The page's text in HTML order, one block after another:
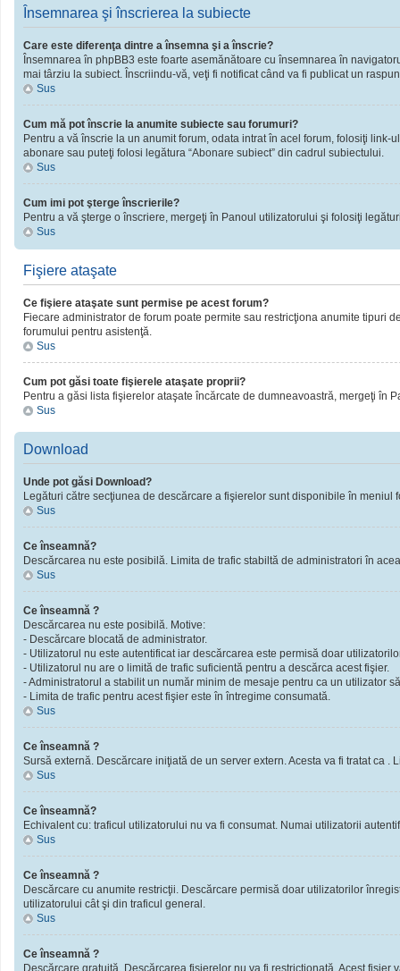
Însemnarea şi înscrierea la subiecte
Care este diferenţa dintre a însemna şi a înscrie?
Însemnarea în phpBB3 este foarte asemănătoare cu însemnarea în
mai târziu la subiect. Înscriindu-vă, veţi fi notificat când va fi publicat un
Sus
Cum mă pot înscrie la anumite subiecte sau forumuri?
Pentru a vă înscrie la un anumit forum, odata intrat în acel forum, folosiţi
abonare sau puteţi folosi legătura “Abonare subiect” din cadrul subiectului.
Sus
Cum imi pot şterge înscrierile?
Pentru a vă şterge o înscriere, mergeţi în Panoul utilizatorului şi folosiţi
Sus
Fişiere ataşate
Ce fişiere ataşate sunt permise pe acest forum?
Fiecare administrator de forum poate permite sau restricţiona anumite tipuri
forumului pentru asistenţă.
Sus
Cum pot găsi toate fişierele ataşate proprii?
Pentru a găsi lista fişierelor ataşate încărcate de dumneavoastră, mergeţi în
Sus
Download
Unde pot găsi Download?
Legături către secţiunea de descărcare a fişierelor sunt disponibile în meniul
Sus
Ce înseamnă?
Descărcarea nu este posibilă. Limita de trafic stabiltă de administratori în
Sus
Ce înseamnă ?
Descărcarea nu este posibilă. Motive:
- Descărcare blocată de administrator.
- Utilizatorul nu este autentificat iar descărcarea este permisă doar
- Utilizatorul nu are o limită de trafic suficientă pentru a descărca acest fişier.
- Administratorul a stabilit un număr minim de mesaje pentru ca un utilizator
- Limita de trafic pentru acest fişier este în întregime consumată.
Sus
Ce înseamnă ?
Sursă externă. Descărcare iniţiată de un server extern. Acesta va fi tratat ca
Sus
Ce înseamnă?
Echivalent cu: traficul utilizatorului nu va fi consumat. Numai utilizatorii
Sus
Ce înseamnă ?
Descărcare cu anumite restricţii. Descărcare permisă doar utilizatorilor
utilizatorului cât şi din traficul general.
Sus
Ce înseamnă ?
Descărcare gratuită. Descărcarea fişierelor nu va fi restricţionată. Acest